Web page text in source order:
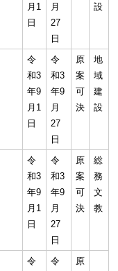
月1
日
月
27
日
設
令
和3
年9
月1
日
令
和3
年9
月
27
日
原
案
可
決
地
域
建
設
令
和3
年9
月1
日
令
和3
年9
月
27
日
原
案
可
決
総
務
文
教
令
令
原